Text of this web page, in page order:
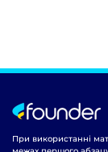
При використанні